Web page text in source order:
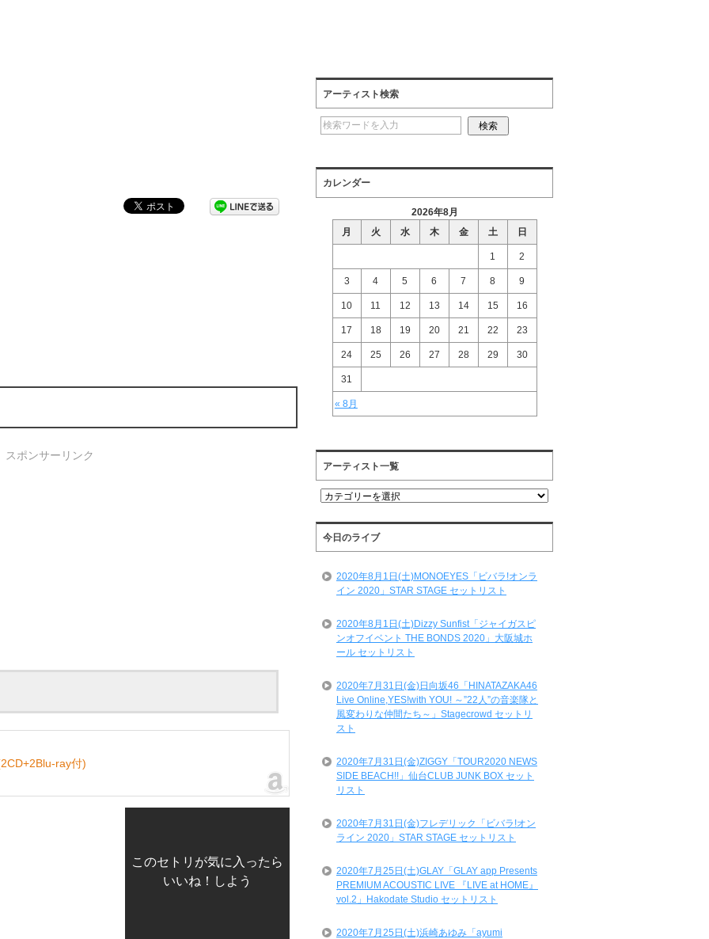
スポンサーリンク
ray付)
このセトリが気に入ったら
いいね！しよう
アーティスト検索
カレンダー
2026年8月
月
火 水 木 金 土 日
« 8月
1 2
3 4 5 6 7 8 9
10 11 12 13 14 15 16
17 18 19 20 21 22 23
24 25 26 27 28 29 30
31
アーティスト一覧
ア
テ
ィ
ス
一
今日のライブ
2020年8月1日(土)MONOEYES「ビバラ!オンラ
イン 2020」STAR STAGE セットリスト
2020年8月1日(土)Dizzy Sunfist「ジャイガスピ
ンオフイベント THE BONDS 2020」大阪城ホ
ール セットリスト
2020年7月31日(金)日向坂46「HINATAZAKA46
Live Online,YES!with YOU! ～”22人”の音楽隊と
風変わりな仲間たち～」Stagecrowd セットリ
スト
2020年7月31日(金)ZIGGY「TOUR2020 NEWS
SIDE BEACH!!」仙台CLUB JUNK BOX セット
リスト
2020年7月31日(金)フレデリック「ビバラ!オン
ライン 2020」STAR STAGE セットリスト
2020年7月25日(土)GLAY「GLAY app Presents
PREMIUM ACOUSTIC LIVE 『LIVE at HOME』
vol.2」Hakodate Studio セットリスト
2020年7月25日(土)浜崎あゆみ「ayumi